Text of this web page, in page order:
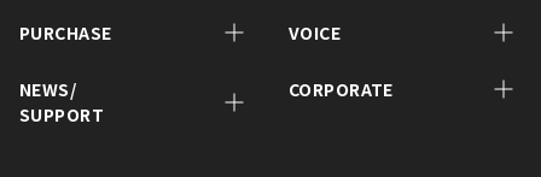
PURCHASE VOICE
NEWS/
SUPPORT
CORPORATE